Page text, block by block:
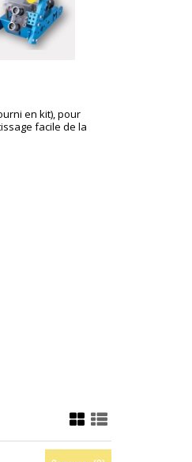
en kit), pour
facile de la